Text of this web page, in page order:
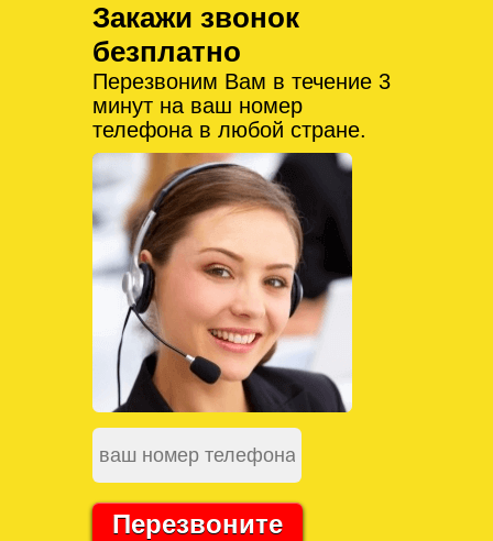
Закажи звонок
безплатно
Перезвоним Вам в течение 3
минут на ваш номер
телефона в любой стране.
Перезвоните